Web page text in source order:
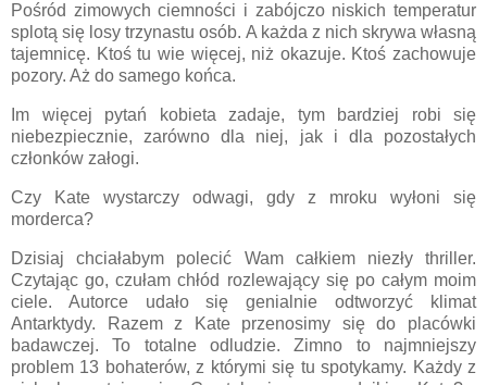
Pośród zimowych ciemności i zabójczo niskich temperatur
splotą się losy trzynastu osób. A każda z nich skrywa własną
tajemnicę. Ktoś tu wie więcej, niż okazuje. Ktoś zachowuje
pozory. Aż do samego końca.
Im więcej pytań kobieta zadaje, tym bardziej robi się
niebezpiecznie, zarówno dla niej, jak i dla pozostałych
członków załogi.
Czy Kate wystarczy odwagi, gdy z mroku wyłoni się
morderca?
Dzisiaj chciałabym polecić Wam całkiem niezły thriller.
Czytając go, czułam chłód rozlewający się po całym moim
ciele. Autorce udało się genialnie odtworzyć klimat
Antarktydy. Razem z Kate przenosimy się do placówki
badawczej. To totalne odludzie. Zimno to najmniejszy
problem 13 bohaterów, z którymi się tu spotykamy. Każdy z